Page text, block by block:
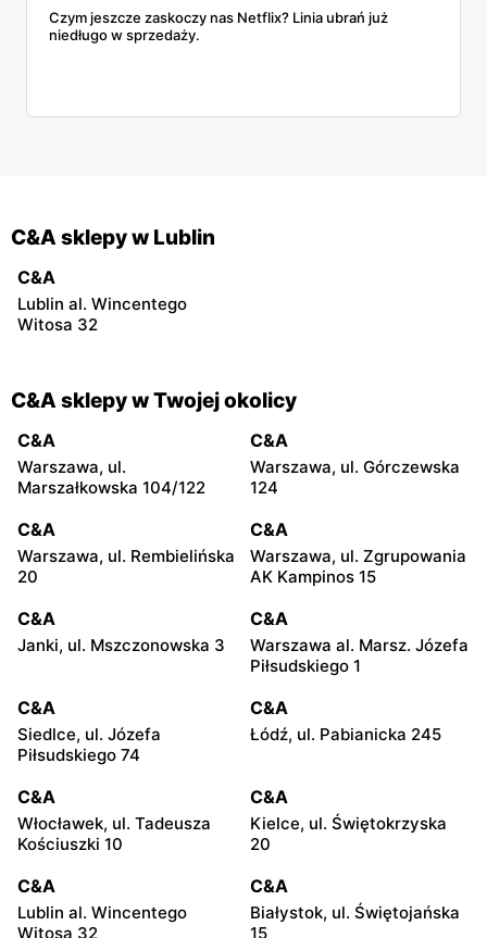
Czym jeszcze zaskoczy nas Netflix? Linia ubrań już
niedługo w sprzedaży.
C&A sklepy w Lublin
C&A
Lublin al. Wincentego
Witosa 32
C&A sklepy w Twojej okolicy
C&A
Warszawa, ul.
Marszałkowska 104/122
C&A
Warszawa, ul. Górczewska
124
C&A
Warszawa, ul. Rembielińska
20
C&A
Warszawa, ul. Zgrupowania
AK Kampinos 15
C&A
Janki, ul. Mszczonowska 3
C&A
Warszawa al. Marsz. Józefa
Piłsudskiego 1
C&A
Siedlce, ul. Józefa
Piłsudskiego 74
C&A
Łódź, ul. Pabianicka 245
C&A
Włocławek, ul. Tadeusza
Kościuszki 10
C&A
Kielce, ul. Świętokrzyska
20
C&A
Lublin al. Wincentego
Witosa 32
C&A
Białystok, ul. Świętojańska
15